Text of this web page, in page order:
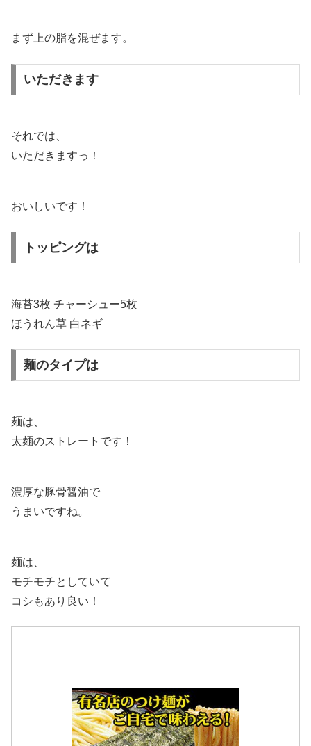
まず上の脂を混ぜます。
いただきます
それでは、
いただきますっ！
おいしいです！
トッピングは
海苔3枚 チャーシュー5枚
ほうれん草 白ネギ
麺のタイプは
麺は、
太麺のストレートです！
濃厚な豚骨醤油で
うまいですね。
麺は、
モチモチとしていて
コシもあり良い！